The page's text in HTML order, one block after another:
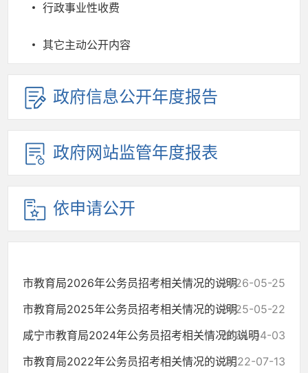
行政事业性收费
其它主动公开内容
政府信息公开年度报告
政府网站监管年度报表
依申请公开
市教育局2026年公务员招考相关情况的说明2026-05-25
市教育局2025年公务员招考相关情况的说明2025-05-22
咸宁市教育局2024年公务员招考相关情况的说明
2024-04-03
市教育局2022年公务员招考相关情况的说明2022-07-13